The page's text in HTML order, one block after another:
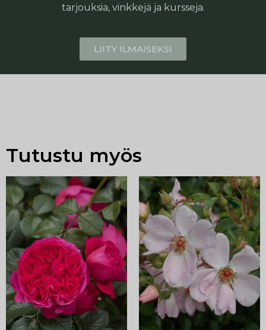
tarjouksia, vinkkejä ja kursseja.
LIITY ILMAISEKSI
Tutustu myös